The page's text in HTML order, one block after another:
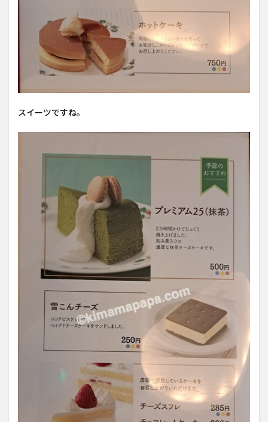
スイーツですね。